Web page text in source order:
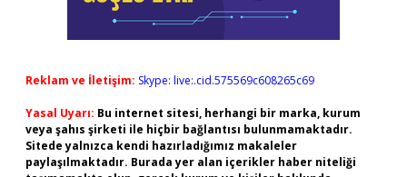
Reklam ve İletişim: Skype: live:.cid.575569c608265c69
Yasal Uyarı: Bu internet sitesi, herhangi bir marka, kurum
veya şahıs şirketi ile hiçbir bağlantısı bulunmamaktadır.
Sitede yalnızca kendi hazırladığımız makaleler
paylaşılmaktadır. Burada yer alan içerikler haber niteliği